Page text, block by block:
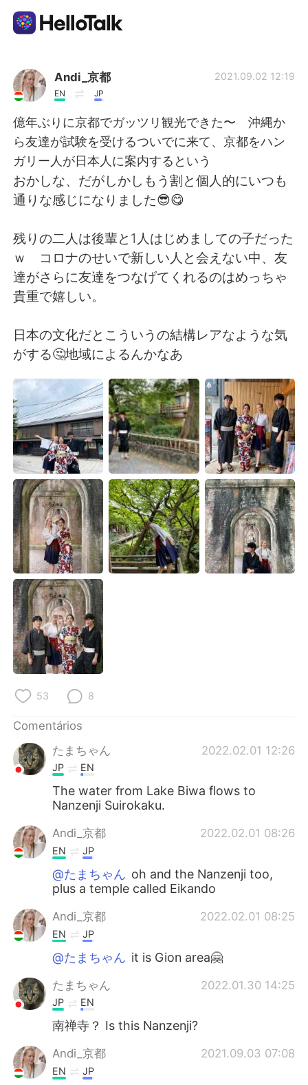
Aplicativo de troca de idioma
AI Grammar Checker
Português
English 简体中文
繁體中文 Español
العربية Français
한국어 Русский
ไทย Indonesia
Italiano Türkçe
Tiếng Việt
Andi_京都
EN JP
2021.09.02 12:19
億年ぶりに京都でガッツリ観光できた〜 沖縄か
ら友達が試験を受けるついでに来て、京都をハン
ガリー人が日本人に案内するという
おかしな、だがしかしもう割と個人的にいつも
通りな感じになりました😎😋
残りの二人は後輩と1人はじめましての子だった
ｗ コロナのせいで新しい人と会えない中、友
達がさらに友達をつなげてくれるのはめっちゃ
貴重で嬉しい。
日本の文化だとこういうの結構レアなような気
がする🤔地域によるんかなあ
53 8
Comentários
たまちゃん
2022.02.01 12:26
JP EN
The water from Lake Biwa flows to
Nanzenji Suirokaku.
Andi_京都 2022.02.01 08:26
EN JP
@たまちゃん oh and the Nanzenji too,
plus a temple called Eikando
Andi_京都 2022.02.01 08:25
EN JP
@たまちゃん it is Gion area🤗
たまちゃん 2022.01.30 14:25
JP EN
南禅寺？ Is this Nanzenji?
Andi_京都 2021.09.03 07:08
EN JP